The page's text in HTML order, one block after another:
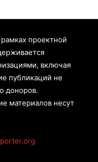
проектной
включая
публикаций не
доноров.
материалов несут